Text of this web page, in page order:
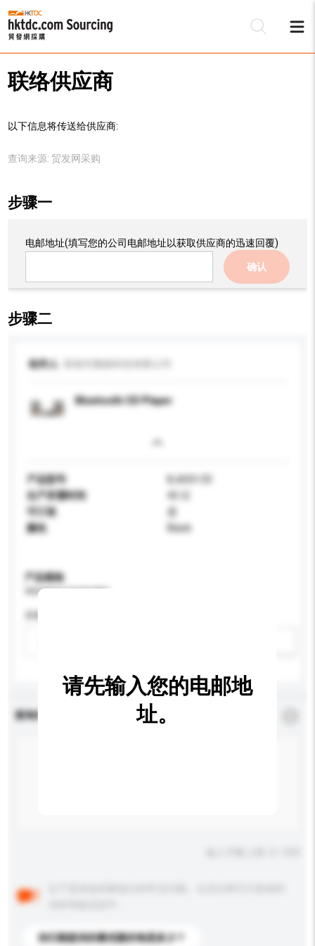
联络供应商
以下信息将传送给供应商:
查询来源: 贸发网采购
步骤一
电邮地址(填写您的公司电邮地址以获取供应商的迅速回覆)
确认
步骤二
收件人
Bluetooth CD Player
产品型号
BJ603-CD
生产所需时间
45 日
可订造
是
颜色
Black
产品规格
请提供您对产品的特定要求。
查询内容
你们能提供的最优惠价格是多少？
请先输入您的电邮地
址。